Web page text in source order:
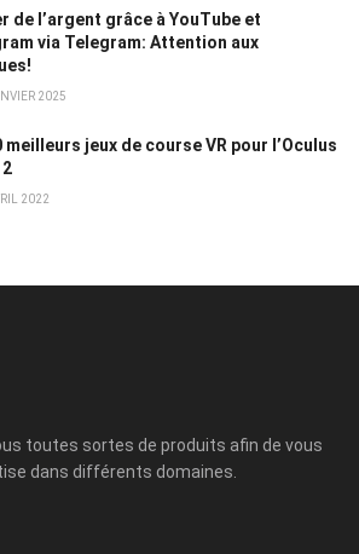
de l’argent grâce à YouTube et
via Telegram: Attention aux
2025
meilleurs jeux de course VR pour l’Oculus
2022
toutes sortes de produits afin de vous
dans différents domaines.